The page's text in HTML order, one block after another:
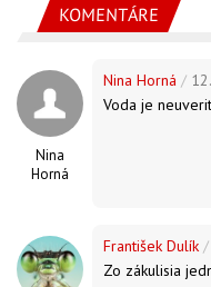
KOMENTÁRE
Nina
Horná
Nina Horná /
Voda je
František Dulík /
Zo zákulisia